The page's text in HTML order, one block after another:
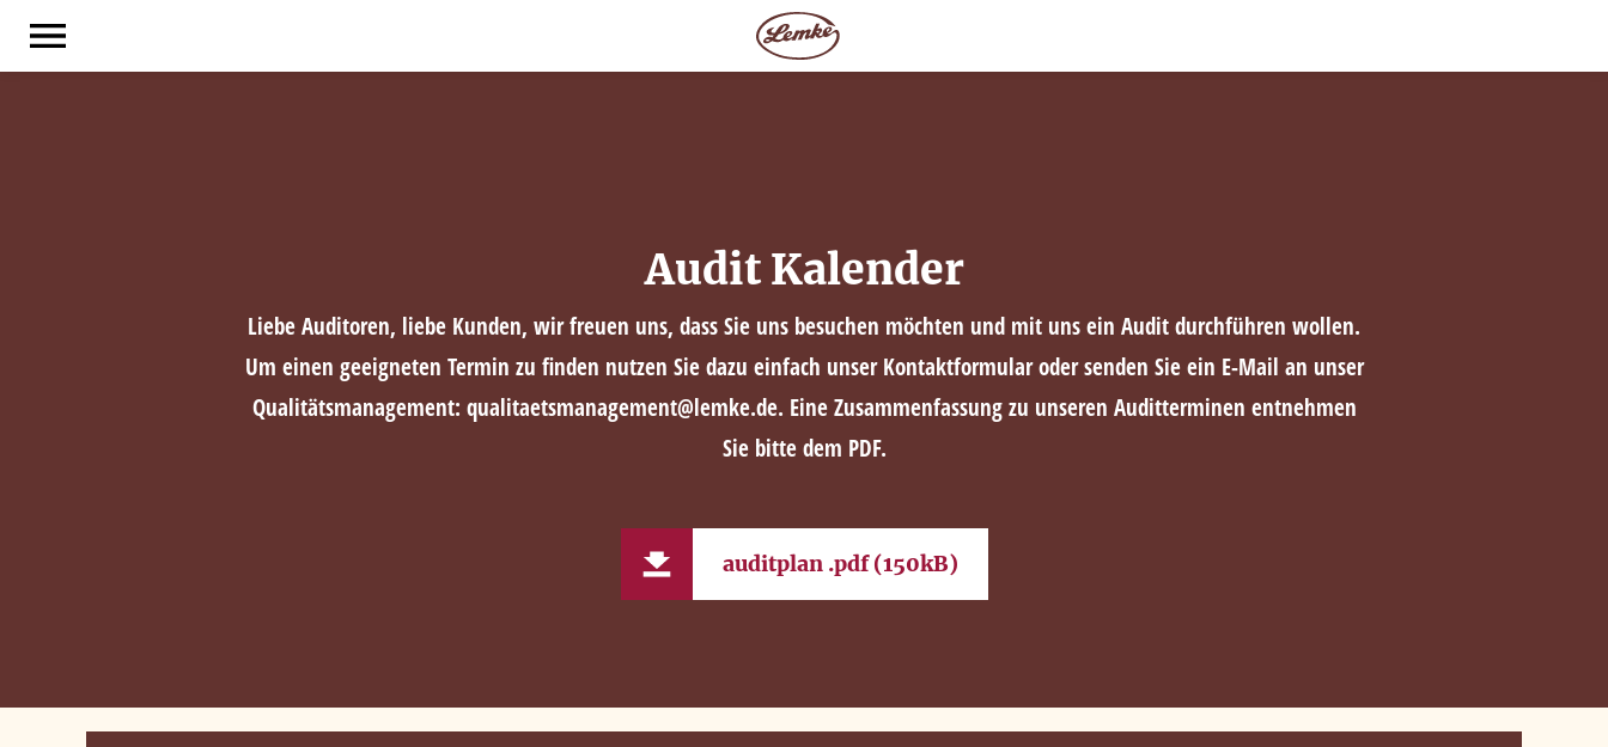
Audit Kalender
Liebe Auditoren, liebe Kunden, wir freuen uns, dass Sie uns besuchen möchten und mit uns ein Audit durchführen wollen.
Um einen geeigneten Termin zu finden nutzen Sie dazu einfach unser Kontaktformular oder senden Sie ein E-Mail an unser
Qualitätsmanagement: qualitaetsmanagement@lemke.de. Eine Zusammenfassung zu unseren Auditterminen entnehmen
Sie bitte dem PDF.
auditplan.pdf (150kB)